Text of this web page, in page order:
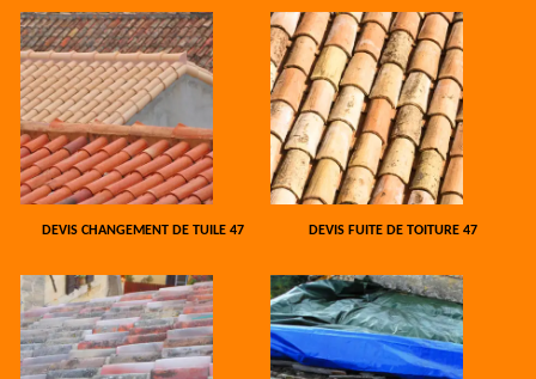
DEVIS CHANGEMENT DE TUILE 47 DEVIS FUITE DE TOITURE 47